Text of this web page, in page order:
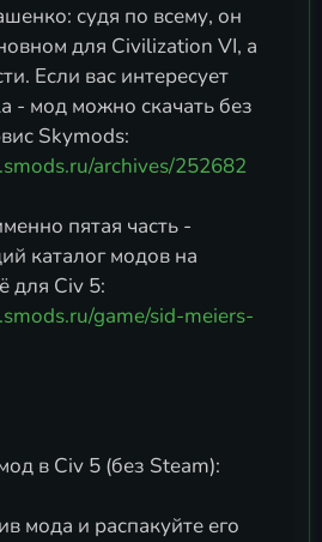
судя по всему, он
для Civilization VI, а
Если вас интересует
- мод можно скачать без
Skymods:
archives/252682
пятая часть -
каталог модов на
для Civ 5:
game/sid-meiers-
в Civ 5 (без Steam):
мода и распакуйте его